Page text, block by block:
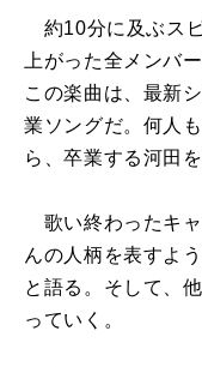
約10分に及ぶス
上がった全メンバ
この楽曲は、最新
業ソングだ。何人
ら、卒業する河田を
歌い終わったキ
んの人柄を表すよ
と語る。そして、
っていく。